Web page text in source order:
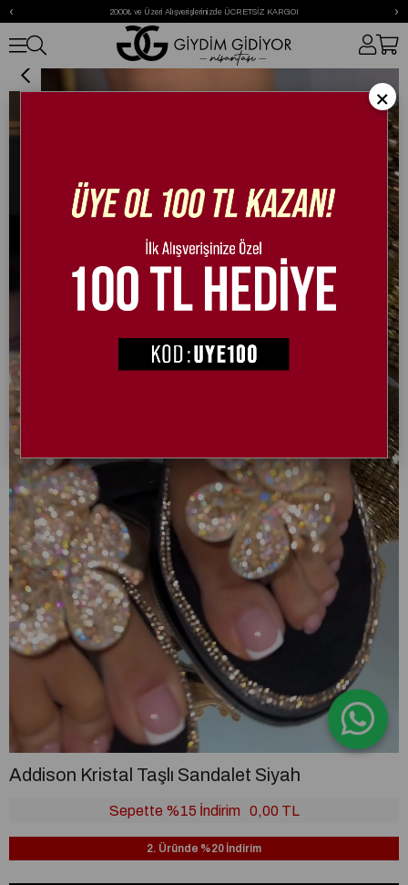
2000₺ ve Üzeri Alışverişlerinizde ÜCRETSİZ KARGO!
‹ ›
Addison Kristal Taşlı Sandalet Siyah
Addison Kristal Taşlı Sandalet Siyah
Sepette %15 İndirim 0,00 TL
2. Üründe %20 İndirim
×